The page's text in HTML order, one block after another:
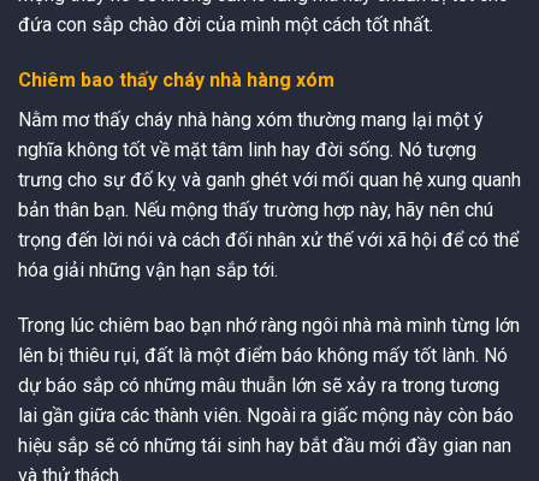
đứa con sắp chào đời của mình một cách tốt nhất.
Chiêm bao thấy cháy nhà hàng xóm
Nằm mơ thấy cháy nhà hàng xóm thường mang lại một ý
nghĩa không tốt về mặt tâm linh hay đời sống. Nó tượng
trưng cho sự đố kỵ và ganh ghét với mối quan hệ xung quanh
bản thân bạn. Nếu mộng thấy trường hợp này, hãy nên chú
trọng đến lời nói và cách đối nhân xử thế với xã hội để có thể
hóa giải những vận hạn sắp tới.
Trong lúc chiêm bao bạn nhớ ràng ngôi nhà mà mình từng lớn
lên bị thiêu rụi, đất là một điểm báo không mấy tốt lành. Nó
dự báo sắp có những mâu thuẫn lớn sẽ xảy ra trong tương
lai gần giữa các thành viên. Ngoài ra giấc mộng này còn báo
hiệu sắp sẽ có những tái sinh hay bắt đầu mới đầy gian nan
và thử thách.